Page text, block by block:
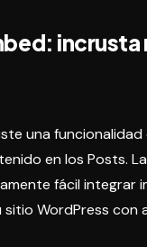
incrusta
una
en los Posts.
fácil integrar
WordPress con